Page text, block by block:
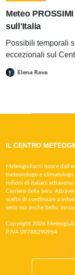
Meteo
sull'Italia
Possibili temporali
eccezionali sul
Elena Rava
IL CENTRO
Meteogiuliacci nasce
meteorologo e
milioni di italiani attraverso
Corriere della Sera.
scelto di continuare a
serio ma anche bello,
Copyright 2026
P.IVA 09788290964